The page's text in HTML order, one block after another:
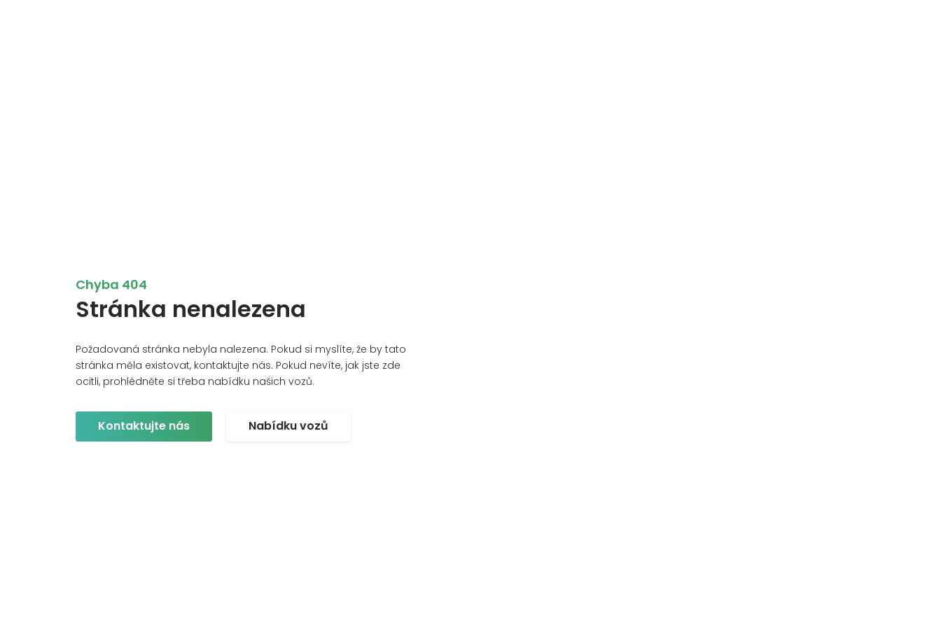
Chyba 404
Stránka nenalezena
Požadovaná stránka nebyla nalezena. Pokud si myslíte, že by tato
stránka měla existovat, kontaktujte nás. Pokud nevíte, jak jste zde
ocitli, prohlédněte si třeba nabídku našich vozů.
Kontaktujte nás Nabídku vozů